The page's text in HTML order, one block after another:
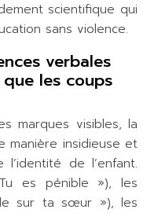
scientifique qui
sans violence.
verbales
les coups
marques visibles, la
manière insidieuse et
de l’enfant.
es pénible »), les
sur ta sœur »), les